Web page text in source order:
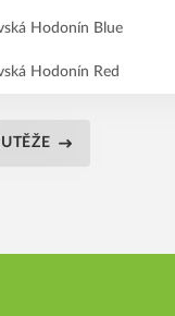
Hodonín Blue
Hodonín Red